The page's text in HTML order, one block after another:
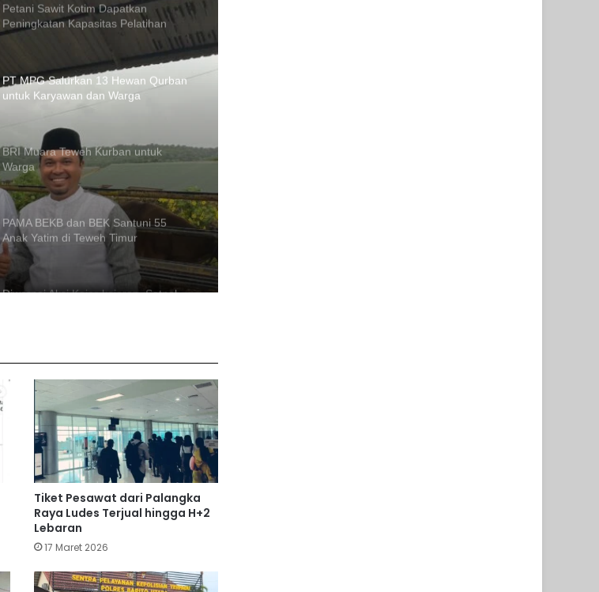
Petani Sawit Kotim Dapatkan
Peningkatan Kapasitas Pelatihan
SDMP
PT MPG Salurkan 13 Hewan Qurban
untuk Karyawan dan Warga
BRI Muara Teweh Kurban untuk
Warga
PAMA BEKB dan BEK Santuni 55
Anak Yatim di Teweh Timur
Diwarnai Aksi Kejar-kejaran, Satpol
Kapolres Barito Utara Terima
Penghargaan dari Gubernur Kalteng
atas Keberhasilan Amankan Pilkada
Perkuat Kondusivitas Wilayah,
Dandim Muara Teweh Kunjungi Laung
Tuhup dan Batura
PWI Kalteng Gelar Pelatihan
Jurnalistik di Muara Teweh
Resmi Naik! Ini Daftar Harga BBM
Tiket Pesawat dari Palangka
Raya Ludes Terjual hingga H+2
Lebaran
17 Maret 2026